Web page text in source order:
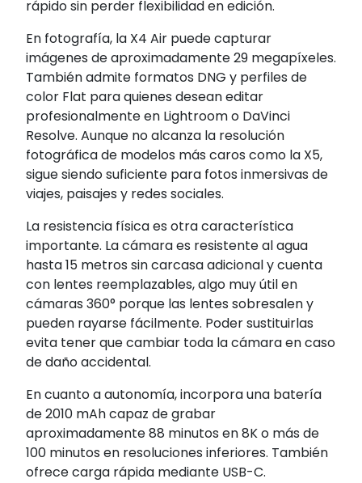
rápido sin perder flexibilidad en edición.
En fotografía, la X4 Air puede capturar
imágenes de aproximadamente 29 megapíxeles.
También admite formatos DNG y perfiles de
color Flat para quienes desean editar
profesionalmente en Lightroom o DaVinci
Resolve. Aunque no alcanza la resolución
fotográfica de modelos más caros como la X5,
sigue siendo suficiente para fotos inmersivas de
viajes, paisajes y redes sociales.
La resistencia física es otra característica
importante. La cámara es resistente al agua
hasta 15 metros sin carcasa adicional y cuenta
con lentes reemplazables, algo muy útil en
cámaras 360° porque las lentes sobresalen y
pueden rayarse fácilmente. Poder sustituirlas
evita tener que cambiar toda la cámara en caso
de daño accidental.
En cuanto a autonomía, incorpora una batería
de 2010 mAh capaz de grabar
aproximadamente 88 minutos en 8K o más de
100 minutos en resoluciones inferiores. También
ofrece carga rápida mediante USB-C.